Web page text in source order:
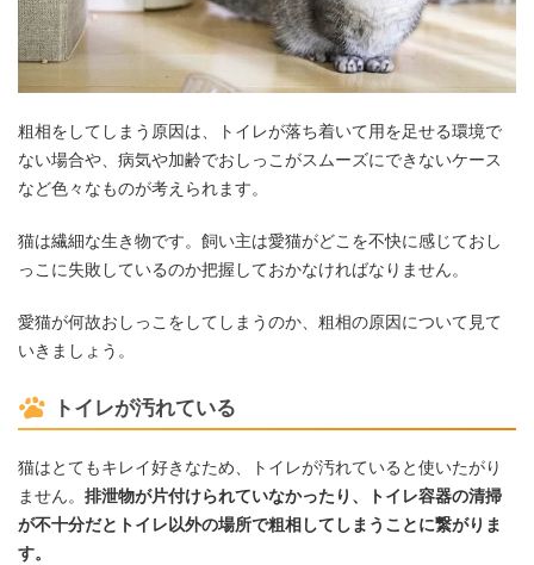
粗相をしてしまう原因は、トイレが落ち着いて用を足せる環境で
ない場合や、病気や加齢でおしっこがスムーズにできないケース
など色々なものが考えられます。
猫は繊細な生き物です。飼い主は愛猫がどこを不快に感じておし
っこに失敗しているのか把握しておかなければなりません。
愛猫が何故おしっこをしてしまうのか、粗相の原因について見て
いきましょう。
トイレが汚れている
猫はとてもキレイ好きなため、トイレが汚れていると使いたがり
ません。 排泄物が片付けられていなかったり、トイレ容器の清掃
が不十分だとトイレ以外の場所で粗相してしまうことに繋がりま
す。